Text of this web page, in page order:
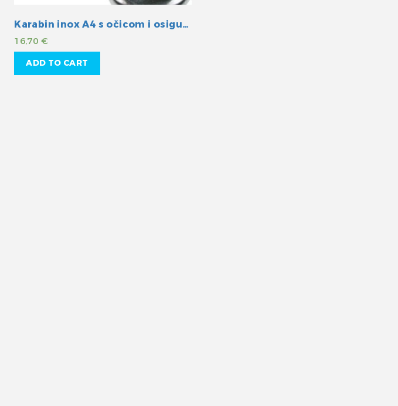
Karabin inox A4 s očicom i osiguranjem 120mm
16,70 €
ADD TO CART